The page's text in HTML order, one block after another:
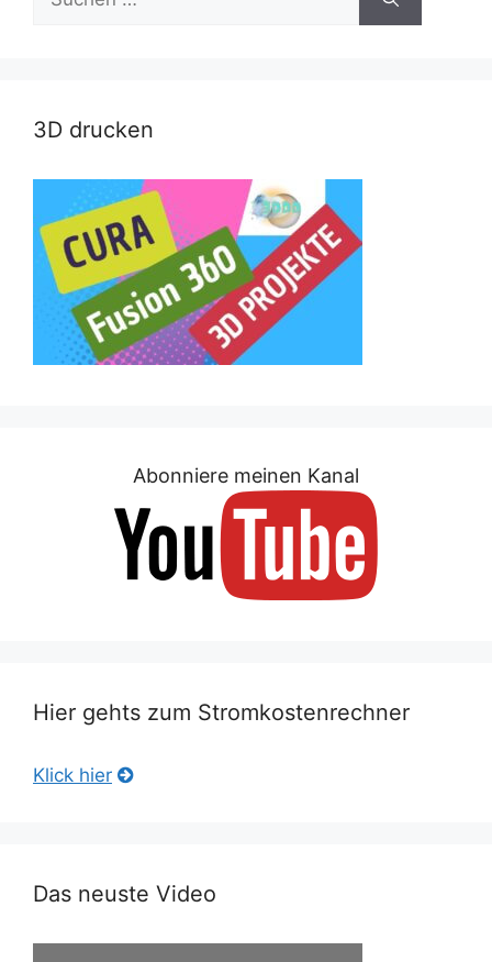
nach:
3D drucken
Abonniere meinen Kanal
Hier gehts zum Stromkostenrechner
Klick hier
Das neuste Video